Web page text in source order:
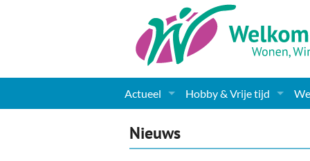
Actueel
Nieuws
Hobby & Vrije tijd
Nieuws